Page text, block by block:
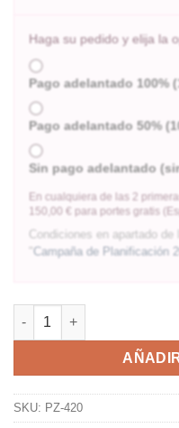
Haga su pedido y elija la
Pago adelantado 100%
Pago adelantado 50%
Sin pago adelantado
En cualquiera de las 2
150,00 € para portes gratis
Condiciones en apartado de
"Campaña de Planificación
SKU: PZ-420